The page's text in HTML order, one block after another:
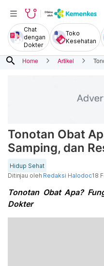
Chat
dengan
Dokter
Toko
Kesehatan
search Home Artikel
Tonotan Obat
Samping, dan
Hidup Sehat
Ditinjau oleh Redaksi Halodoc18
Tonotan Obat Apa?
Dokter